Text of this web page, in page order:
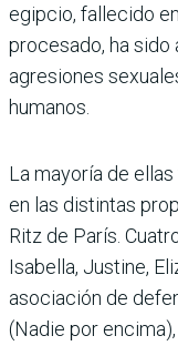
egipcio, fallecido
procesado, ha
agresiones
humanos.
La mayoría de
en las distintas
Ritz de París.
Isabella, Justine,
asociación de
(Nadie por